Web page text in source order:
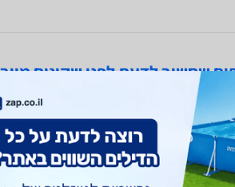
בבחירת מייבש